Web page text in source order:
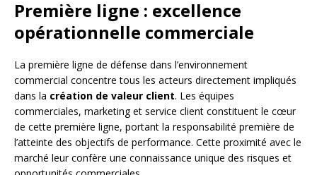
Première ligne : excellence
opérationnelle commerciale
La première ligne de défense dans l’environnement
commercial concentre tous les acteurs directement impliqués
dans la création de valeur client. Les équipes
commerciales, marketing et service client constituent le cœur
de cette première ligne, portant la responsabilité première de
l’atteinte des objectifs de performance. Cette proximité avec le
marché leur confère une connaissance unique des risques et